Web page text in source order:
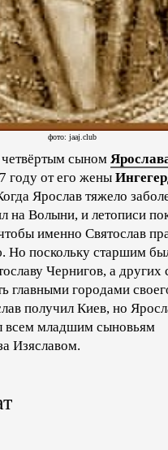
фото: jaaj.club
сыном
году от его жены
Ярослав тяжело
на Волыни, и летописи
именно Святослав
Но поскольку старшим
Чернигов, а других
главными городами
получил Киев, но
всем младшим сыновьям
Изяславом.